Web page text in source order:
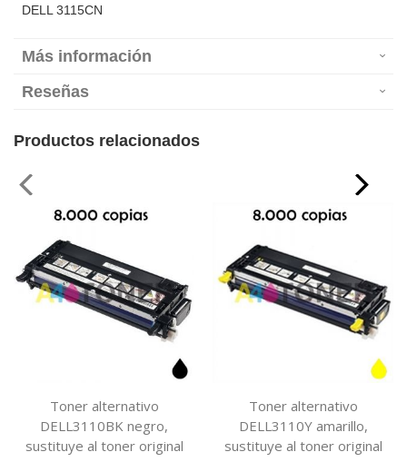
DELL 3115CN
Más información
Reseñas
Productos relacionados
Toner alternativo
DELL3110BK negro,
sustituye al toner original
Toner alternativo
DELL3110Y amarillo,
sustituye al toner original